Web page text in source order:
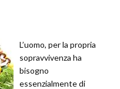
L’uomo, per la propria
sopravvivenza ha
bisogno
essenzialmente di